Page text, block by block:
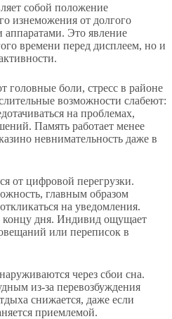
собой положение
изнеможения от долгого
Это явление
времени перед дисплеем, но и
боли, стресс в районе
возможности слабеют:
на проблемах,
Память работает менее
невнимательность даже в
от цифровой перегрузки.
главным образом
на уведомления.
концу дня. Индивид ощущает
или переписок в
через сбои сна.
из-за перевозбуждения
снижается, даже если
приемлемой.